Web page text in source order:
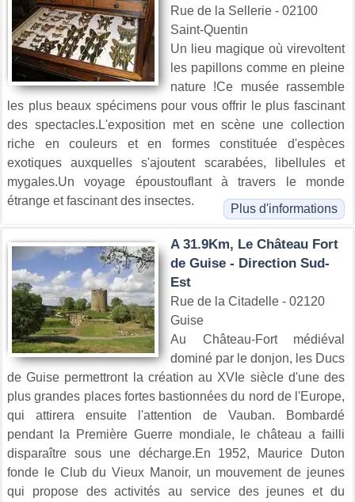
Rue de la Sellerie - 02100
Saint-Quentin
Un lieu magique où virevoltent
les papillons comme en pleine
nature !Ce musée rassemble
les plus beaux spécimens pour vous offrir le plus fascinant
des spectacles.L'exposition met en scène une collection
riche en couleurs et en formes constituée d'espèces
exotiques auxquelles s'ajoutent scarabées, libellules et
mygales.Un voyage époustouflant à travers le monde
étrange et fascinant des insectes.
Plus d'informations
A 31.9Km, Le Château Fort
de Guise - Direction Sud-
Est
Rue de la Citadelle - 02120
Guise
Au Château-Fort médiéval
dominé par le donjon, les Ducs
de Guise permettront la création au XVIe siècle d'une des
plus grandes places fortes bastionnées du nord de l'Europe,
qui attirera ensuite l'attention de Vauban. Bombardé
pendant la Première Guerre mondiale, le château a failli
disparaître sous une décharge.En 1952, Maurice Duton
fonde le Club du Vieux Manoir, un mouvement de jeunes
qui propose des activités au service des jeunes et du